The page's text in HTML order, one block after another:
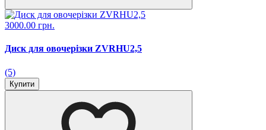
3000.00 грн.
Диск для овочерізки ZVRHU2,5
(5)
Купити